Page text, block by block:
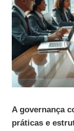
A governança
práticas e